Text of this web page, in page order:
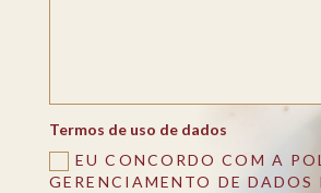
Termos de uso de dados
EU CONCORDO COM A
GERENCIAMENTO DE DADOS